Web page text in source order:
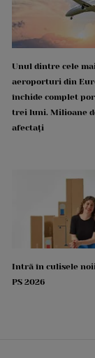
Unul dintre cele
aeroporturi din
închide complet
trei luni. Milioane
afectați
Intră în culisele
PS 2026